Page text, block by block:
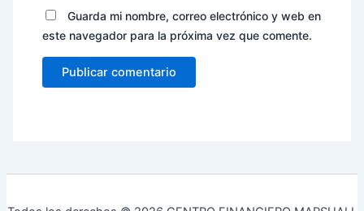
Guarda mi nombre, correo electrónico y web en
este navegador para la próxima vez que comente.